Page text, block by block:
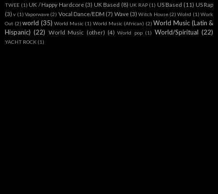
TWEE (1) UK / Happy Hardcore (3) UK Based (8) UK RAP (1) US Based (11) US Rap
(3) v (1) Vaporwave (2) Vocal Dance/EDM (7) Wave (3) Witch House (2) Wolrd (1) Work
Out (2) world (35) World Music (1) World Music (African) (2) World Music (Latin &
Hispanic) (22) World Music (other) (4) World pop (1) World/Spiritual (22)
YACHT ROCK (1)